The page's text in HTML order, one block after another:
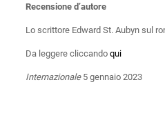
Recensione d’autore
Lo scrittore Edward St. Aubyn sul
Da leggere cliccando qui
Internazionale5 gennaio 2023